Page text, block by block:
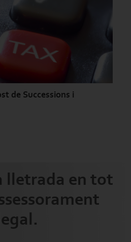
de Successions i
lletrada en tot